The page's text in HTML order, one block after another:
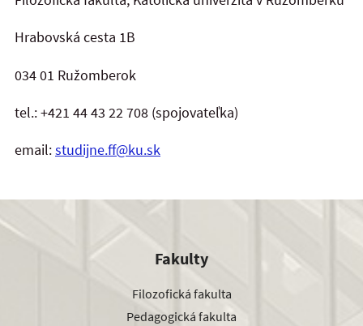
Hrabovská cesta 1B
034 01 Ružomberok
tel.: +421 44 43 22 708 (spojovateľka)
email:studijne.ff@ku.sk
Fakulty
Filozofická fakulta
Pedagogická fakulta